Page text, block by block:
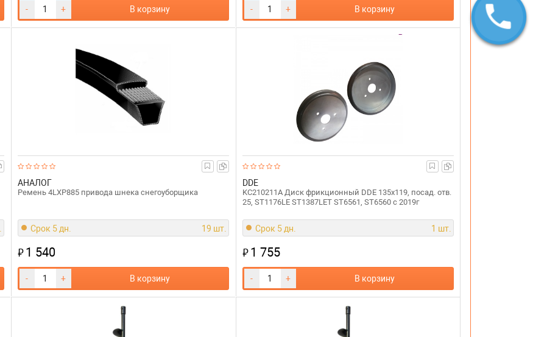
- + В корзину - + В корзину
АНАЛОГ
Ремень 4LXP885 привода шнека снегоуборщика
Срок 5 дн. 19 шт.
₽1 540
- + В корзину
DDE
KC210211A Диск фрикционный DDE 135x119, посад. отв.
25, ST1176LE ST1387LET ST6561, ST6560 c 2019г
Срок 5 дн. 1 шт.
₽1 755
- + В корзину